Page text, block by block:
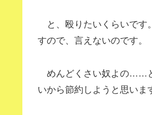
と、殴りたいくらいです
すので、言えないのです。
めんどくさい奴よの……と
いから節約しようと思いま